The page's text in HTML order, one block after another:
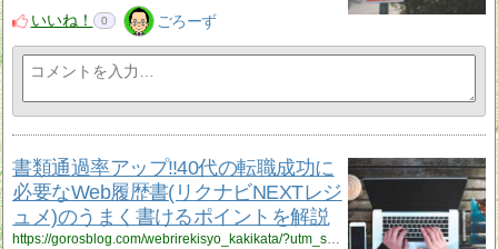
いいね！
0 ごろーず
書類通過率アップ‼40代の転職成功に
必要なWeb履歴書(リクナビNEXTレジ
ュメ)のうまく書けるポイントを解説
https://gorosblog.com/webrirekisyo_kakikata/?utm_source=rss&utm_medium=rss&utm_campaign=webrirekisyo_kakikata